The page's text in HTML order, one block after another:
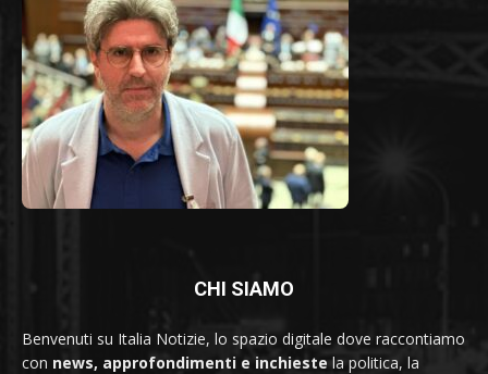
CHI SIAMO
Benvenuti su Italia Notizie, lo spazio digitale dove raccontiamo
con news, approfondimenti e inchieste la politica, la